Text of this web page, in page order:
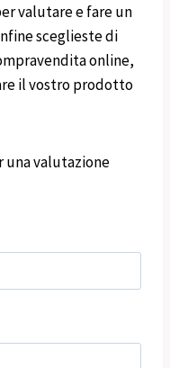
valutare e fare un
sceglieste di
online,
il vostro prodotto
una valutazione